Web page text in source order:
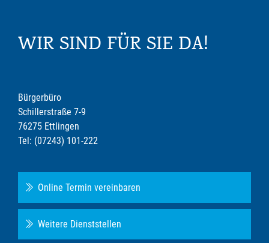
WIR SIND FÜR SIE DA!
Bürgerbüro
Schillerstraße 7-9
76275 Ettlingen
Tel: (07243) 101-222
Online Termin vereinbaren
Weitere Dienststellen